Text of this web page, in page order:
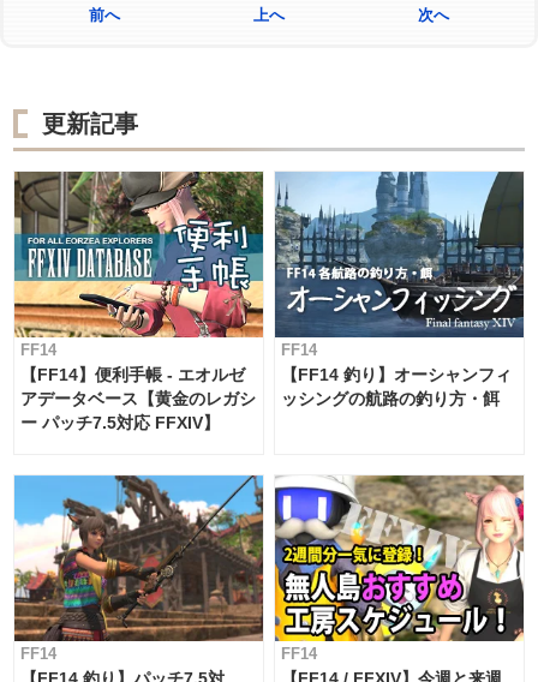
前へ 上へ 次へ
更新記事
FF14
【FF14】便利手帳 - エオルゼ
アデータベース【黄金のレガシ
ー パッチ7.5対応 FFXIV】
FF14
【FF14 釣り】オーシャンフィ
ッシングの航路の釣り方・餌
FF14 FF14